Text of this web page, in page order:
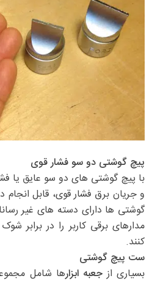
پیچ گوشتی دو سو فشار قوی
با پیچ گوشتی های دو سو عایق یا
و جریان برق فشار قوی، قابل
گوشتی ها دارای دسته های غیر
مدارهای برقی کاربر را در برابر
کنند.
ست پیچ گوشتی
بسیاری ازجعبه‌ ابزارها شامل